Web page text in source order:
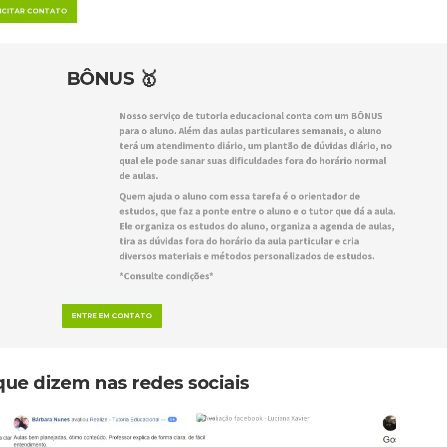
CONTATO
BÔNUS 🥇
Nosso serviço de tutoria educacional conta com um BÔNUS
para o aluno. Além das aulas particulares semanais, o aluno
terá um atendimento diário, um plantão de dúvidas diário, no
qual ele pode sanar suas dificuldades fora do horário normal
de aulas.
Quem ajuda o aluno com essa tarefa é o orientador de
estudos, que faz a ponte entre o aluno e o tutor que dá a aula.
Ele organiza os estudos do aluno, organiza a agenda de aulas,
tira as dúvidas fora do horário da aula particular e cria
diversos materiais e métodos personalizados de estudos.
*Consulte condições*
ENTRE EM CONTATO
dizem nas redes sociais